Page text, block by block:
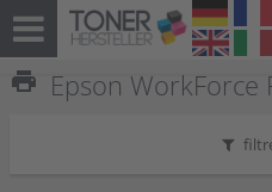
print Epson WorkForce